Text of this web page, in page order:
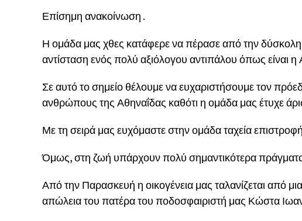
Επίσημη ανακοίνωση .
Η ομάδα μας χθες κατάφερε να πέρασε από την
αντίσταση ενός πολύ αξιόλογου αντιπάλου όπως είναι η
Σε αυτό το σημείο θέλουμε να ευχαριστήσουμε τον
ανθρώπους της Αθηναΐδας καθότι η ομάδα μας έτυχε
Με τη σειρά μας ευχόμαστε στην ομάδα ταχεία
Όμως, στη ζωή υπάρχουν πολύ σημαντικότερα
Από την Παρασκευή η οικογένεια μας ταλανίζεται από
απώλεια του πατέρα του ποδοσφαιριστή μας Κώστα